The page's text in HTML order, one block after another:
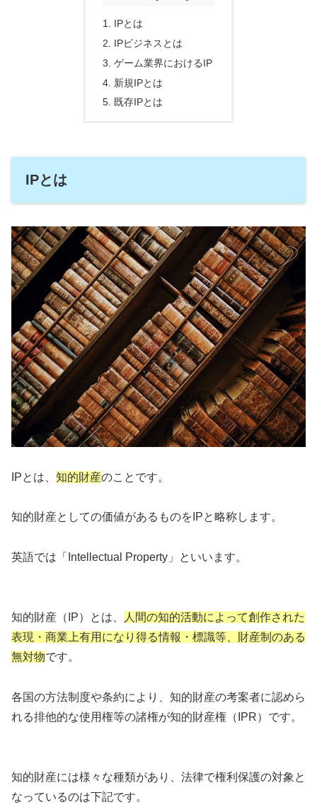
IPとは
IPビジネスとは
ゲーム業界におけるIP
新規IPとは
既存IPとは
IPとは
IPとは、 知的財産のことです。
知的財産としての価値があるものをIPと略称します。
英語では「Intellectual Property」といいます。
知的財産（IP）とは、
人間の知的活動によって創作された
表現・商業上有用になり得る情報・標識等、財産制のある
無対物です。
各国の方法制度や条約により、知的財産の考案者に認めら
れる排他的な使用権等の諸権が知的財産権（IPR）です。
知的財産には様々な種類があり、法律で権利保護の対象と
なっているのは下記です。